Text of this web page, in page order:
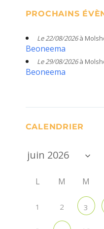
PROCHAINS
Le 22/08/2026à
Beoneema
Le 29/08/2026à
Beoneema
CALENDRIER
L M M
1 2 3